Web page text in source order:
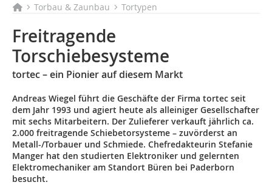
Torbau & Zaunbau Tortypen
Freitragende
Torschiebesysteme
tortec – ein Pionier auf diesem Markt
Andreas Wiegel führt die Geschäfte der Firma tortec seit
dem Jahr 1993 und agiert heute als alleiniger Gesellschafter
mit sechs Mitarbeitern. Der Zulieferer verkauft jährlich ca.
2.000 freitragende Schiebetorsysteme – zuvörderst an
Metall-/Torbauer und Schmiede. Chefredakteurin Stefanie
Manger hat den studierten Elektroniker und gelernten
Elektromechaniker am Standort Büren bei Paderborn
besucht.